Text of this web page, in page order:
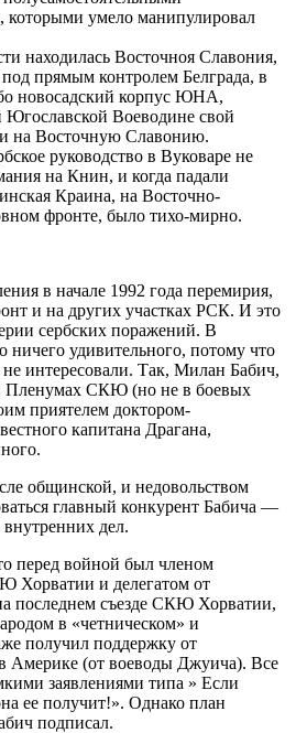
которыми умело манипулировал
находилась Восточноя Славония,
прямым контролем Белграда, в
новосадский корпус ЮНА,
Воеводине свой
и на Восточную Славонию.
руководство в Вуковаре не
на Книн, и когда падали
Краина, на Восточно-
фронте, было тихо-мирно.
в начале 1992 года перемирия,
и на других участках РСК. И это
сербских поражений. В
ничего удивительного, потому что
интересовали. Так, Милан Бабич,
Пленумах СКЮ (но не в боевых
приятелем доктором-
капитана Драгана,
общинской, и недовольством
главный конкурент Бабича —
дел.
перед войной был членом
Хорватии и делегатом от
последнем съезде СКЮ Хорватии,
в «четническом» и
получил поддержку от
Америке (от воеводы Джуича). Все
заявлениями типа » Если
ее получит!». Однако план
подписал.